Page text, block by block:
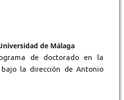
de Málaga
de doctorado en la
la dirección de Antonio